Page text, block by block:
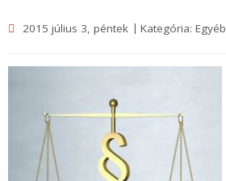
2015 július 3, péntek Kategória: Egyéb